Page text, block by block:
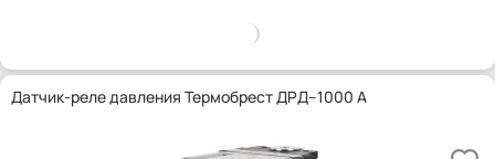
Датчик-реле давления Термобрест ДРД–1000 А